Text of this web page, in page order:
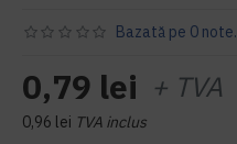
Bazată pe 0 note.
0,79 lei + TVA
0,96 lei TVA inclus